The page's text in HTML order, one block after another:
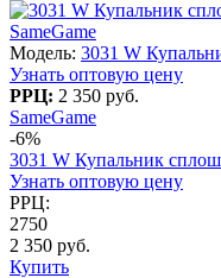
SameGame
Модель: 3031 W
Узнать оптовую цену
РРЦ: 2 350 руб.
SameGame
-6%
3031 W Купальник
Узнать оптовую цену
РРЦ:
2750
2 350 руб.
Купить